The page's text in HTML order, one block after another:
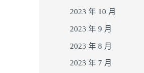
2023 年 10 月
2023 年 9 月
2023 年 8 月
2023 年 7 月